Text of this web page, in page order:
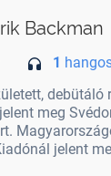
Backman
1
debütáló
meg
jelent